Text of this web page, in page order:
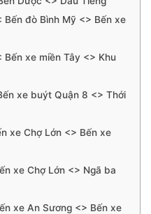
đò Bình Mỹ <> Bến xe
xe miền Tây <> Khu
xe buýt Quận 8 <> Thới
xe Chợ Lớn <> Bến xe
xe Chợ Lớn <> Ngã ba
xe An Sương <> Bến xe